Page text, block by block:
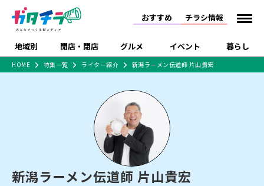
おすすめ チラシ情報
地域別 開店・閉店 グルメ イベント 暮らし
休業 開店まとめ
新潟市・開店
新潟市・閉店
長岡市・開店
施設・ショップ
食品メーカー・県産
特集・まとめ記事
セツコママ ランキング 新潟人
キャンペーン
ショッピングモール・
ドラッグストア・ホーム
センター
ファッション 生活サービス
HOME 特集一覧 ライター紹介 新潟ラーメン伝道師 片山貴宏
新潟ラーメン伝道師 片山貴宏